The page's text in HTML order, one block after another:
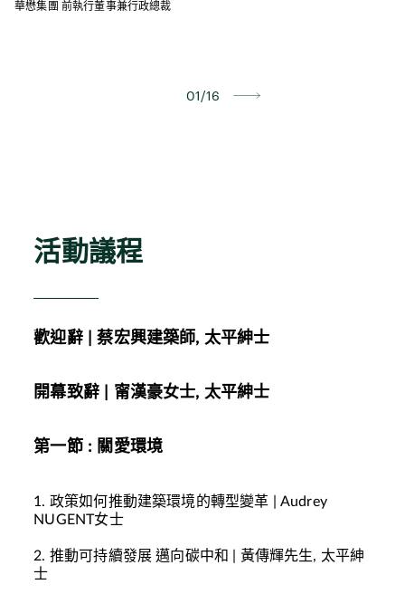
華懋集團 前執行董事兼行政總裁
01/16
活動議程
歡迎辭 |蔡宏興建築師, 太平紳士
開幕致辭 甯漢豪女士, 太平紳士
第一節 : 關愛環境
1. 政策如何推動建築環境的轉型變革
| Audrey
NUGENT女士
2. 推動可持續發展 邁向碳中和 黃傳輝先生, 太平紳
士